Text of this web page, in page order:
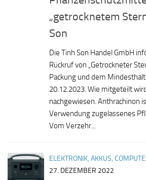
„getrocknetem
Son
Die Tinh Son Handel GmbH
Rückruf von „Getrockneter
Packung und dem
20.12.2023. Wie mitgeteilt
nachgewiesen. Anthrachinon
Verwendung zugelassenes
Vom Verzehr...
ELEKTRONIK, AKKUS,
27. DEZEMBER 2022